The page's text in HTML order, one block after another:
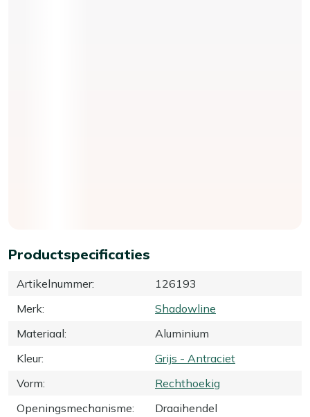
Productspecificaties
Artikelnummer:
126193
Merk:
Shadowline
Materiaal:
Aluminium
Kleur:
Grijs - Antraciet
Vorm:
Rechthoekig
Openingsmechanisme:
Draaihendel